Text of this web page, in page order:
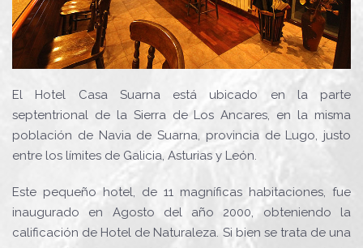
El Hotel Casa Suarna está ubicado en la parte
septentrional de la Sierra de Los Ancares, en la misma
población de Navia de Suarna, provincia de Lugo, justo
entre los límites de Galicia, Asturias y León.
Este pequeño hotel, de 11 magníficas habitaciones, fue
inaugurado en Agosto del año 2000, obteniendo la
calificación de Hotel de Naturaleza. Si bien se trata de una